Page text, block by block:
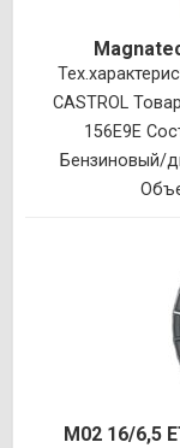
CASTROL
156E9E
Бензиновый/
M02 16/6,5